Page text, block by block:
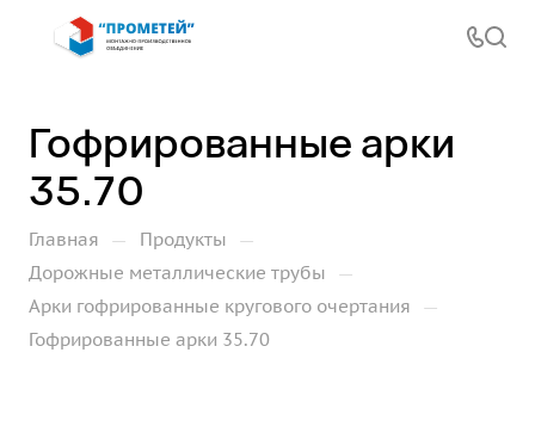
Гофрированные арки
35.70
Главная — Продукты —
Дорожные металлические трубы —
Арки гофрированные кругового очертания —
Гофрированные арки 35.70